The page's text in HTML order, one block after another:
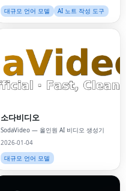
대규모 언어 모델
AI 노트 작성 도구
소다비디오
SodaVideo — 올인원 AI 비디오 생성기
2026-01-04
대규모 언어 모델